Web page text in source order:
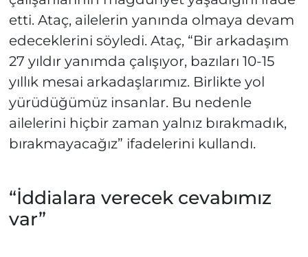
etti. Ataç, ailelerin yanında olmaya devam
edeceklerini söyledi. Ataç, “Bir arkadaşım
27 yıldır yanımda çalışıyor, bazıları 10-15
yıllık mesai arkadaşlarımız. Birlikte yol
yürüdüğümüz insanlar. Bu nedenle
ailelerini hiçbir zaman yalnız bırakmadık,
bırakmayacağız” ifadelerini kullandı.
“İddialara verecek cevabımız
var”